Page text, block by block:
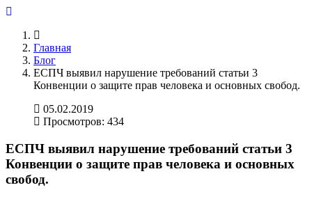
Главная
Блог
ЕСПЧ выявил нарушение требований статьи 3
Конвенции о защите прав человека и основных свобод.
05.02.2019
Просмотров: 434
ЕСПЧ выявил нарушение требований статьи 3
Конвенции о защите прав человека и основных
свобод.